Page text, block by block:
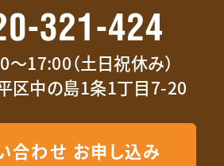
17:00（土日祝休み）
区中の島1条1丁目7-20
合わせ お申し込み